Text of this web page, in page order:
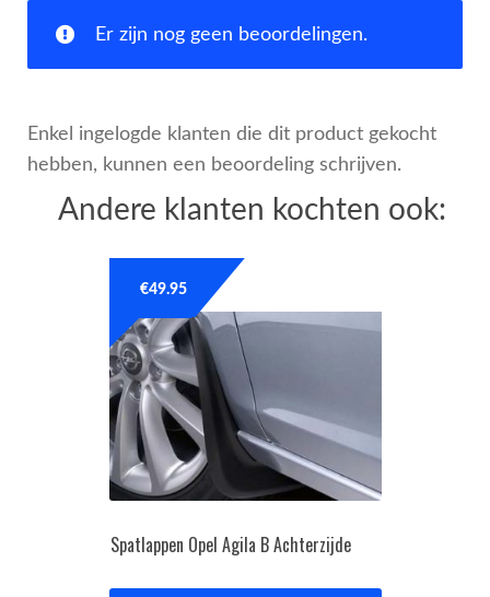
Er zijn nog geen beoordelingen.
Enkel ingelogde klanten die dit product gekocht
hebben, kunnen een beoordeling schrijven.
Andere klanten kochten ook:
Spatlappen Opel Agila B Achterzijde
€49.95